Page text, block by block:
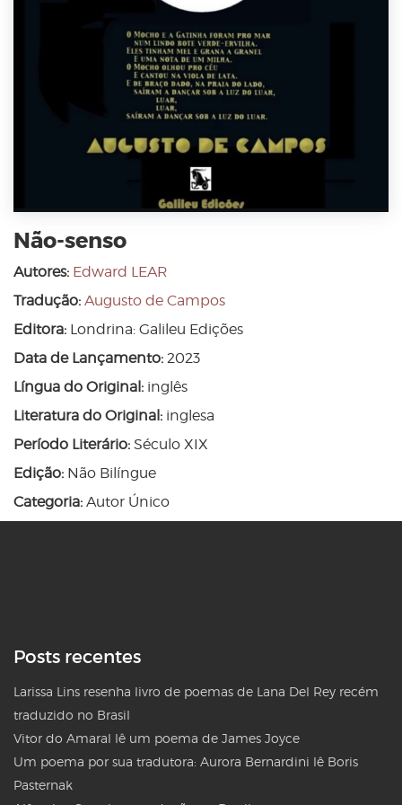
Não-senso
Autores: Edward LEAR
Tradução: Augusto de Campos
Editora: Londrina: Galileu Edições
Data de Lançamento: 2023
Língua do Original: inglês
Literatura do Original: inglesa
Período Literário: Século XIX
Edição: Não Bilíngue
Categoria: Autor Único
Posts recentes
Larissa Lins resenha livro de poemas de Lana Del Rey recém
traduzido no Brasil
Vitor do Amaral lê um poema de James Joyce
Um poema por sua tradutora: Aurora Bernardini lê Boris
Pasternak